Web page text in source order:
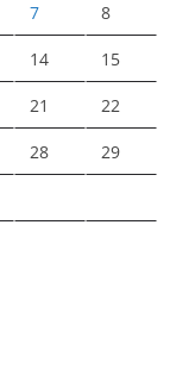
7 8
14 15
21 22
28 29